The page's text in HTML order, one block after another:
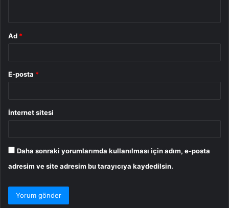
Ad *
E-posta *
İnternet sitesi
Daha sonraki yorumlarımda kullanılması için adım, e-posta
adresim ve site adresim bu tarayıcıya kaydedilsin.